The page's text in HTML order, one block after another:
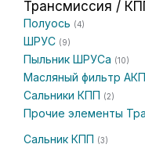
Трансмиссия /
Полуось (4)
ШРУС (9)
Пыльник ШРУСа (10)
Масляный фильтр
Сальники КПП (2)
Прочие элементы
Сальник КПП (3)